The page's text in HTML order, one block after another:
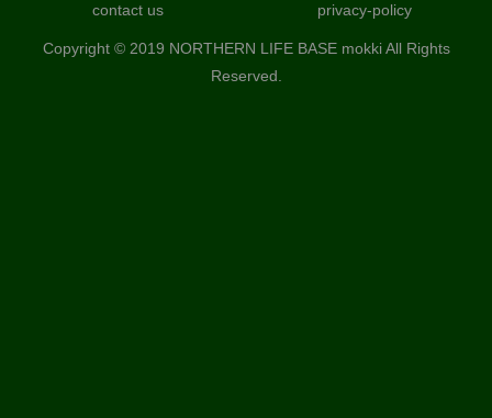
contact us privacy-policy
Copyright © 2019 NORTHERN LIFE BASE mokki All Rights
Reserved.